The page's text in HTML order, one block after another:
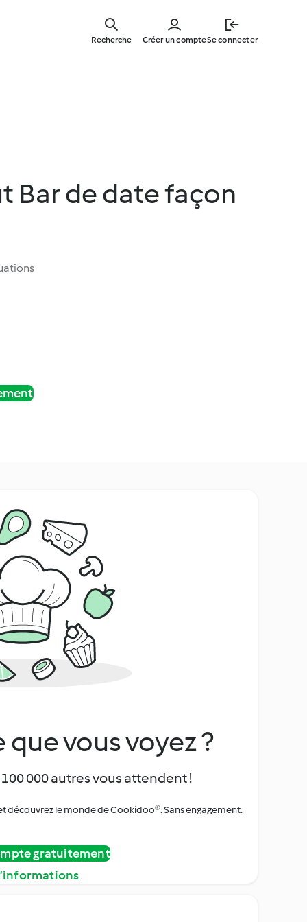
main
Créer un compteSe connecter
Recherche
Bar de date façon
vous voyez ?
000 autres vous attendent !
découvrez le monde de Cookidoo®. Sans engagement.
gratuitement